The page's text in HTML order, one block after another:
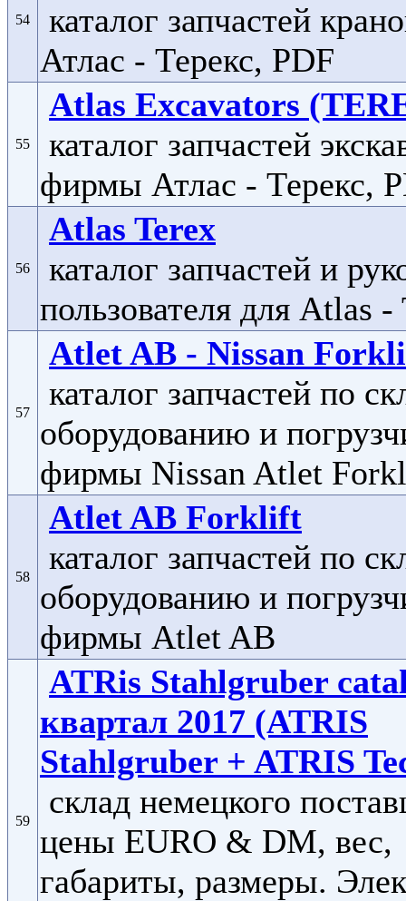
54
каталог запчастей
Атлас - Терекс, PDF
55
Atlas Excavators
каталог запчастей
фирмы Атлас - Терекс,
56
Atlas Terex
каталог запчастей и
пользователя для Atlas -
57
Atlet AB - Nissan
каталог запчастей по
оборудованию и
фирмы Nissan Atlet
58
Atlet AB Forklift
каталог запчастей по
оборудованию и
фирмы Atlet AB
59
ATRis Stahlgruber
квартал 2017 (ATRIS
Stahlgruber + ATRIS
склад немецкого
цены EURO & DM, вес,
габариты, размеры.